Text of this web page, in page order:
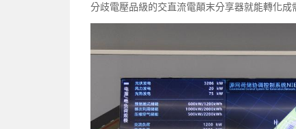
分歧電壓品級的交直流電顛末分享器就能轉化成